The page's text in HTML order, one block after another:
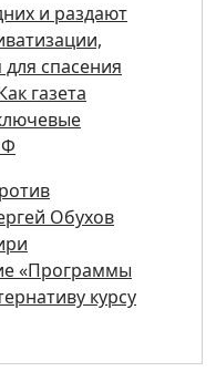
и раздают
спасения
газета
Обухов
«Программы
курсу